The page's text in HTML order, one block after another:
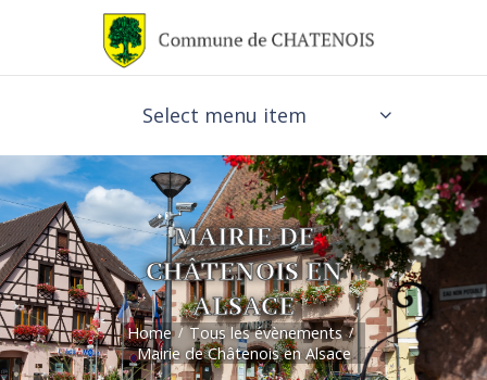
Select menu item
MAIRIE DE
CHÂTENOIS EN
ALSACE
Home
Tous les évènements
Mairie de Châtenois en Alsace